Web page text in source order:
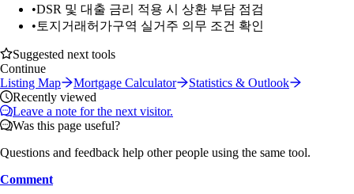
•DSR 및 대출 금리 적용 시 상환 부담 점검
• 토지거래허가구역 실거주 의무 조건 확인
Suggested next tools
Continue
Listing Map
Mortgage Calculator
Statistics & Outlook
Recently viewed
Leave a note for the next visitor.
Was this page useful?
Questions and feedback help other people using the same tool.
Comment